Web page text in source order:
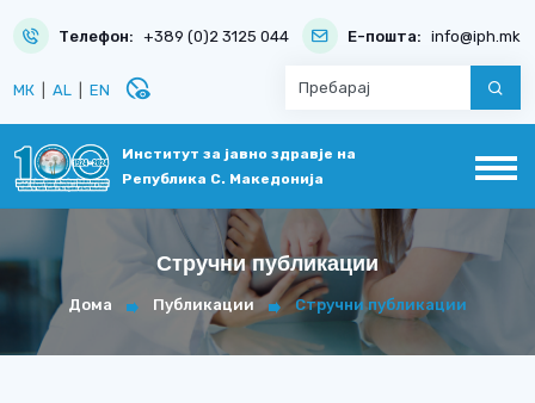
Телефон: +389 (0)2 3125 044 Е-пошта: info@iph.mk
МК AL EN disabled_visible
Институт за јавно здравје на
Република С. Македонија
Стручни публикации
Дома Публикации Стручни публикации